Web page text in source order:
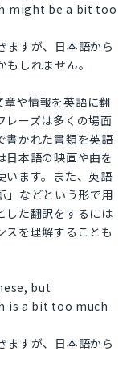
might be a bit too
ますが、日本語から
しれません。
や情報を英語に翻
レーズは多くの場面
書かれた書類を英語
日本語の映画や曲を
います。また、英語
」などという形で用
した翻訳をするには
スを理解することも
but
is a bit too much
ますが、日本語から